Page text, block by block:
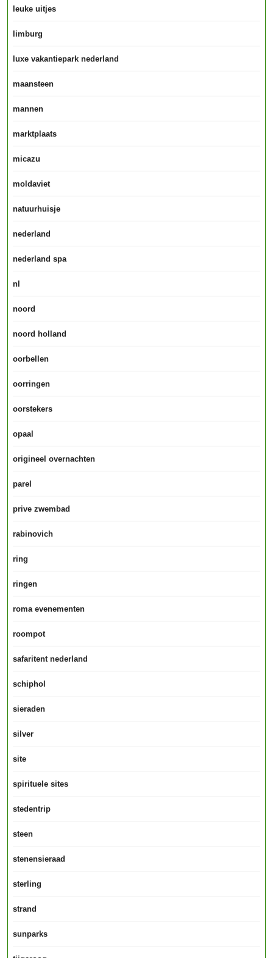
leuke uitjes
limburg
luxe vakantiepark nederland
maansteen
mannen
marktplaats
micazu
moldaviet
natuurhuisje
nederland
nederland spa
nl
noord
noord holland
oorbellen
oorringen
oorstekers
opaal
origineel overnachten
parel
prive zwembad
rabinovich
ring
ringen
roma evenementen
roompot
safaritent nederland
schiphol
sieraden
silver
site
spirituele sites
stedentrip
steen
stenensieraad
sterling
strand
sunparks